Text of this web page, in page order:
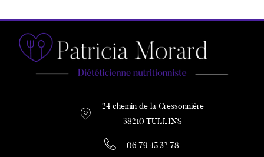
24 chemin de la Cressonnière
38210 TULLINS
06.79.45.32.78